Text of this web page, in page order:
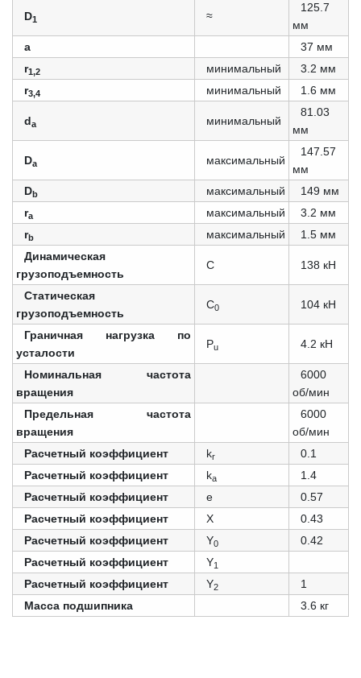
D1 ≈
125.7
мм
a
37 мм
r1,2 минимальный
3.2 мм
r3,4 минимальный 1.6 мм
da минимальный
81.03
мм
Da максимальный
147.57
мм
Db максимальный
149 мм
ra максимальный
3.2 мм
rb максимальный
1.5 мм
Динамическая
грузоподъемность
C 138 кН
Статическая
грузоподъемность
C0 104 кН
Граничная нагрузка по
усталости
Pu 4.2 кН
Номинальная частота
вращения
6000
об/мин
Предельная частота
вращения
6000
об/мин
Расчетный коэффициент
kr
0.1
Расчетный коэффициент
ka
1.4
Расчетный коэффициент
e
0.57
Расчетный коэффициент
X
0.43
Расчетный коэффициент
Y0
0.42
Расчетный коэффициент
Y1
Расчетный коэффициент Y2
1
Масса подшипника
3.6 кг